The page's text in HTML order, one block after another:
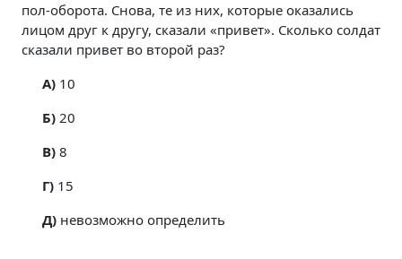
пол-оборота. Снова, те из них, которые оказались
лицом друг к другу, сказали «привет». Сколько солдат
сказали привет во второй раз?
A)10
Б)20
В)8
Г)15
Д)невозможно определить